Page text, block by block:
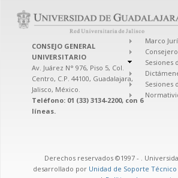
CONSEJO GENERAL
UNIVERSITARIO
Av. Juárez N° 976, Piso 5, Col.
Centro, C.P. 44100, Guadalajara,
Jalisco, México.
Teléfono: 01 (33) 3134-2200, con 6
líneas.
Marco
Sesiones
Sesiones
Derechos reservados ©1997 - .
desarrollado por Unidad de Soporte Técnico